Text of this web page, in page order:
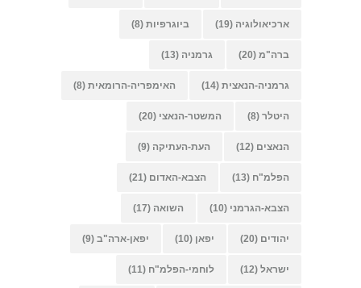
ארכיאולוגיה (19) ביוגרפיות (8)
ברה"מ (20) גרמניה (13)
גרמניה-הנאצית (14) האימפריה-הרומאית (8)
היטלר (8) המשטר-הנאצי (20)
הנאצים (12) העת-העתיקה (9)
הפלמ"ח (13) הצבא-האדום (21)
הצבא-הגרמני (10) השואה (17)
יהודים (20) יפאן (10) יפאן-ארה"ב (9)
ישראל (12) לוחמי-הפלמ"ח (11)